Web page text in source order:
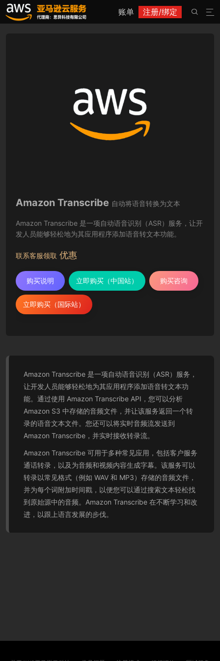
账单 注册/绑定 

Amazon Transcribe 自动将语音转换为文本
Amazon Transcribe 是一项自动语音识别（ASR）服务，让开
发人员能够轻松地为其应用程序添加语音转文本功能。
联系客服领取 优惠
购买说明 立即购买（中国站） 购买咨询
立即购买（国际站）
Amazon Transcribe 是一项自动语音识别（ASR）服务，
让开发人员能够轻松地为其应用程序添加语音转文本功
能。通过使用 Amazon Transcribe API，您可以分析
Amazon S3 中存储的音频文件，并让该服务返回一个转
录的语音文本文件。您还可以将实时音频流发送到
Amazon Transcribe，并实时接收转录流。
Amazon Transcribe 可用于多种常见应用，包括客户服务
通话转录，以及为音频和视频内容生成字幕。该服务可以
转录以常见格式（例如 WAV 和 MP3）存储的音频文件，
并为每个词附加时间戳，以便您可以通过搜索文本轻松找
到原始源中的音频。Amazon Transcribe 在不断学习和改
进，以跟上语言发展的步伐。